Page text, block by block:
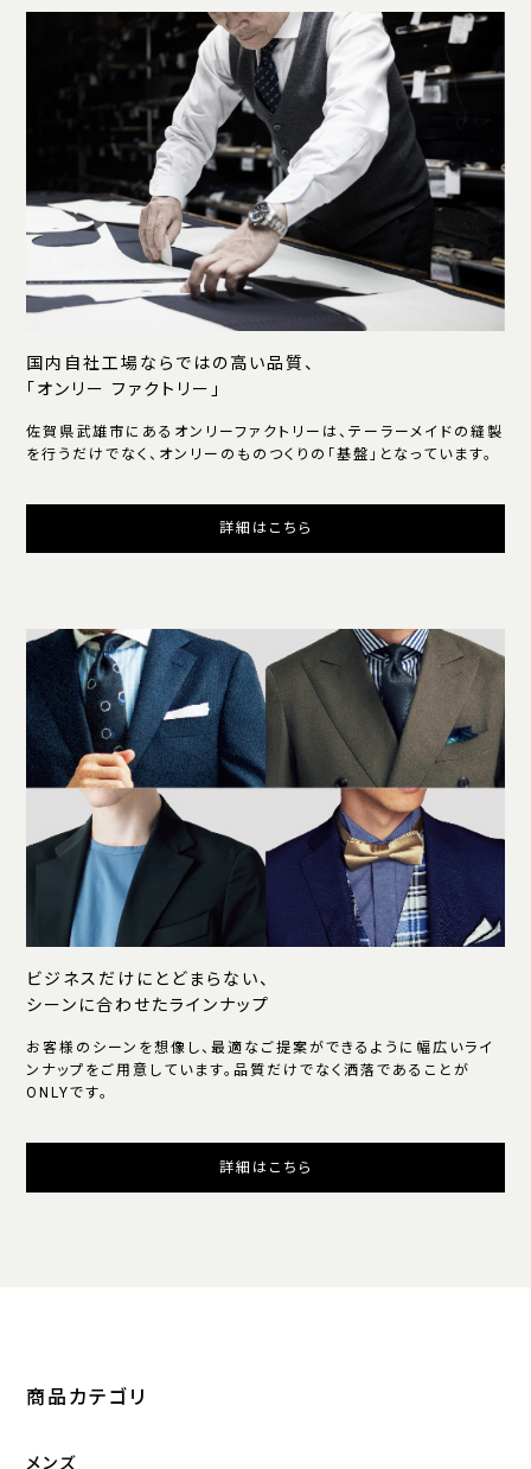
国内自社工場ならではの高い品質、
「オンリー ファクトリー」
佐賀県武雄市にあるオンリーファクトリーは、テーラーメイドの縫製
を行うだけでなく、オンリーのものつくりの「基盤」となっています。
詳細はこちら
ビジネスだけにとどまらない、
シーンに合わせたラインナップ
お客様のシーンを想像し、最適なご提案ができるように幅広いライ
ンナップをご用意しています。品質だけでなく洒落であることが
ONLYです。
詳細はこちら
商品カテゴリ
メンズ